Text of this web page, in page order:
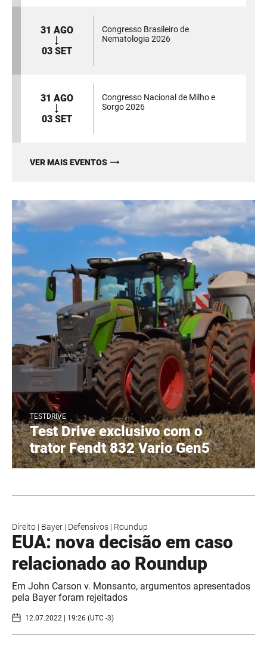
31 AGO
03 SET
Congresso Brasileiro de
Nematologia 2026
31 AGO
03 SET
Congresso Nacional de Milho e
Sorgo 2026
VER MAIS EVENTOS
TESTDRIVE
Test Drive exclusivo com o
trator Fendt 832 Vario Gen5
Direito | Bayer | Defensivos | Roundup
EUA: nova decisão em caso
relacionado ao Roundup
Em John Carson v. Monsanto, argumentos apresentados
pela Bayer foram rejeitados
12.07.2022 | 19:26 (UTC -3)